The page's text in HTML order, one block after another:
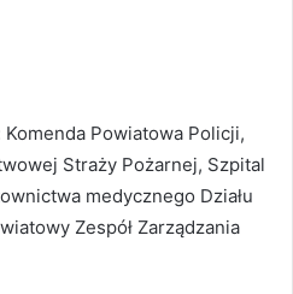
Powiatowa Policji,
Straży Pożarnej, Szpital
medycznego Działu
Zespół Zarządzania